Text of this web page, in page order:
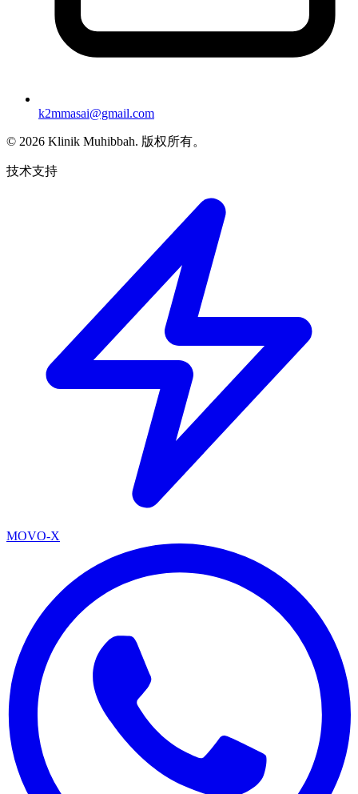
k2mmasai@gmail.com
© 2026 Klinik Muhibbah. 版权所有。
技术支持
MOVO-X